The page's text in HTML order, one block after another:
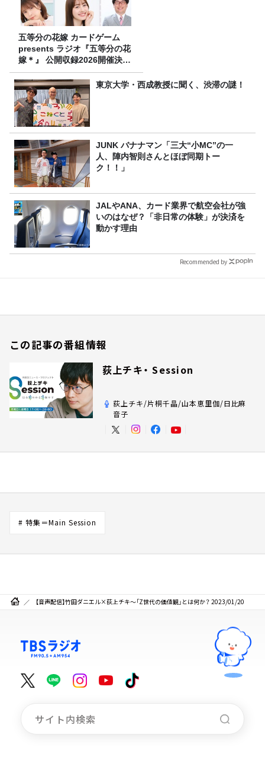
五等分の花嫁 カードゲーム
presents ラジオ『五等分の花
嫁＊』 公開収録2026開催決
定！
東京大学・西成教授に聞く、渋滞の謎！
JUNK バナナマン「三大“小MC”の一
人、陣内智則さんとほぼ同期トー
ク！！」
JALやANA、カード業界で航空会社が強
いのはなぜ？「非日常の体験」が決済を
動かす理由
Recommended by
この記事の番組情報
荻上チキ・ Session
荻上チキ/片桐千晶/山本恵里伽/日比麻
音子
# 特集＝Main Session
【音声配信】竹田ダニエル×荻上チキ～「Z世代の価値観」とは何か？ 2023/01/20